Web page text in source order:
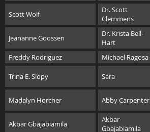
Scott Wolf
Dr. Scott
Clemmens
Jeananne Goossen
Dr. Krista Bell-
Hart
Freddy Rodriguez Michael Ragosa
Trina E. Siopy Sara
Madalyn Horcher Abby Carpenter
Akbar Gbajabiamila
Akbar
Gbajabiamila